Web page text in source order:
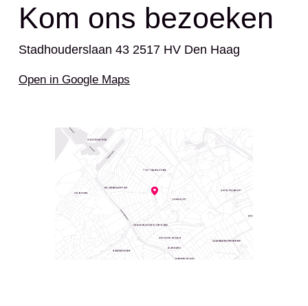
Kom ons bezoeken
Stadhouderslaan 43 2517 HV Den Haag
Open in Google Maps